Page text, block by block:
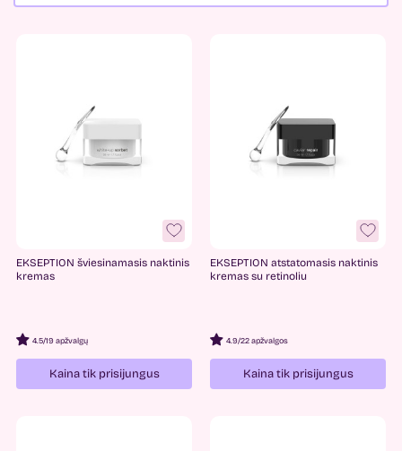
Gamintojai
FaceFacts 4
Fusion
Luvum 1
EKSEPTION šviesinamasis naktinis
kremas
4.5/19 apžvalgų
Kaina tik prisijungus
EKSEPTION atstatomasis naktinis
kremas su retinoliu
4.9/22 apžvalgos
Kaina tik prisijungus